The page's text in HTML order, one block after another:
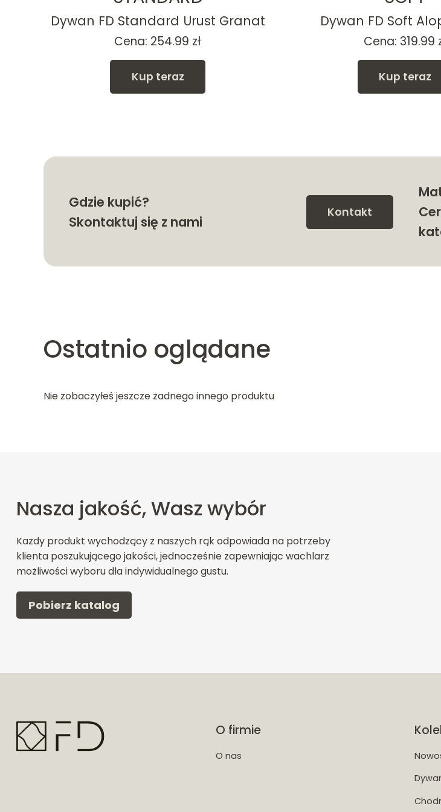
Dywan FD Standard Urust Granat
Cena: 254.99 zł
Kup teraz
Dywan FD Soft
Cena: 319.99
Kup teraz
Gdzie kupić?
Skontaktuj się z nami
Kontakt
Ostatnio oglądane
Nie zobaczyłeś jeszcze żadnego innego produktu
Nasza jakość, Wasz wybór
Każdy produkt wychodzący z naszych rąk odpowiada na potrzeby
klienta poszukującego jakości, jednocześnie zapewniając wachlarz
możliwości wyboru dla indywidualnego gustu.
Pobierz katalog
O firmie
O nas